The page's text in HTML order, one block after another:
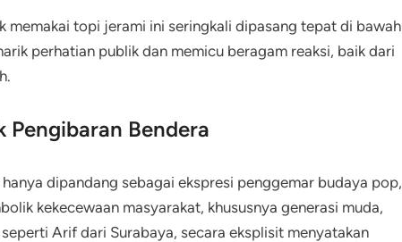
memakai topi jerami ini seringkali dipasang tepat di bawah
perhatian publik dan memicu beragam reaksi, baik dari
Pengibaran Bendera
dipandang sebagai ekspresi penggemar budaya pop,
kekecewaan masyarakat, khususnya generasi muda,
Arif dari Surabaya, secara eksplisit menyatakan